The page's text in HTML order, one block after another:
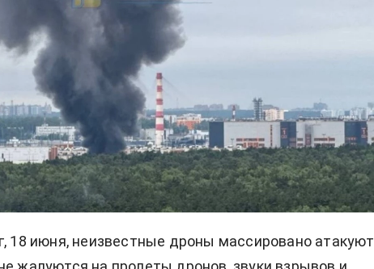
18 июня, неизвестные дроны массировано атакуют